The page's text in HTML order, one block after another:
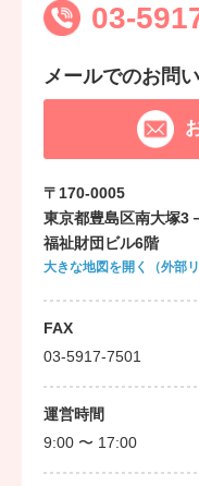
03-
メールでのお問
〒170-0005
東京都豊島区南大塚3
福祉財団ビル6階
大きな地図を開く（外部リ
FAX
03-5917-7501
運営時間
9:00 〜 17:00